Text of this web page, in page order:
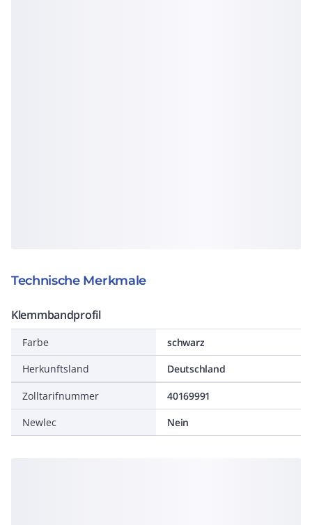
Technische Merkmale
Klemmbandprofil
Farbe
schwarz
Herkunftsland
Deutschland
Zolltarifnummer
40169991
Newlec
Nein